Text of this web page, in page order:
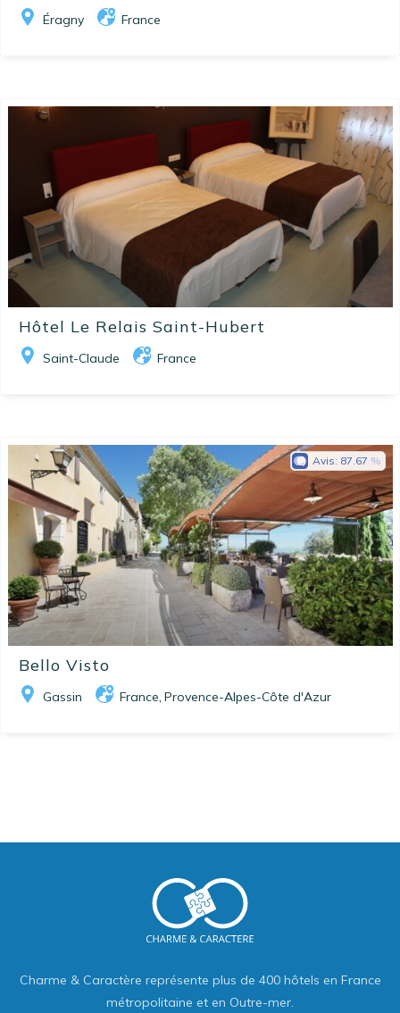
Éragny France
Hôtel Le Relais Saint-Hubert
Saint-Claude France
Bello Visto
Gassin France, Provence-Alpes-Côte d'Azur
Avis: 87.67
Charme & Caractère représente plus de 400 hôtels en France
métropolitaine et en Outre-mer.